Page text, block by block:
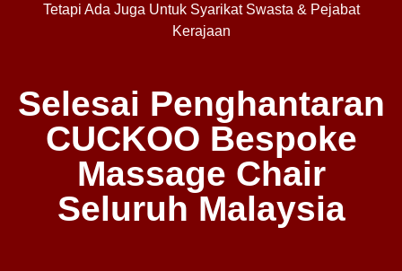
Tetapi Ada Juga Untuk Syarikat Swasta & Pejabat
Kerajaan
Selesai Penghantaran
CUCKOO Bespoke
Massage Chair
Seluruh Malaysia